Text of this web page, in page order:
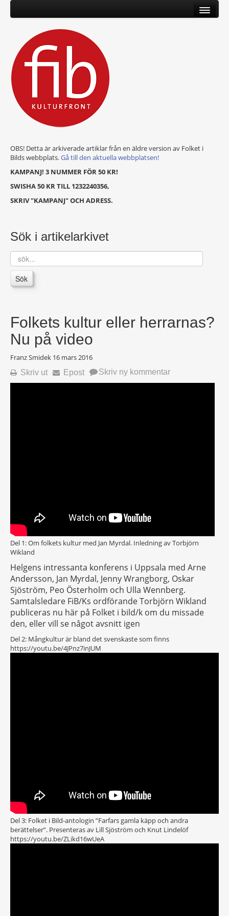
OBS! Detta är arkiverade artiklar från en äldre version av Folket i
Bilds webbplats.Gå till den aktuella webbplatsen!
KAMPANJ! 3 NUMMER FÖR 50 KR!
SWISHA 50 KR TILL 1232240356,
SKRIV "KAMPANJ" OCH ADRESS.
Sök i artikelarkivet
sök...
Sök
Folkets kultur eller herrarnas?
Nu på video
Franz Smidek 16 mars 2016
Skriv ut Epost Skriv ny kommentar
Del 1: Om folkets kultur med Jan Myrdal. Inledning av Torbjörn
Wikland
Helgens intressanta konferens i Uppsala med Arne
Andersson, Jan Myrdal, Jenny Wrangborg, Oskar
Sjöström, Peo Österholm och Ulla Wennberg.
Samtalsledare FiB/Ks ordförande Torbjörn Wikland
publiceras nu här på Folket i bild/k om du missade
den, eller vill se något avsnitt igen
Del 2: Mångkultur är bland det svenskaste som finns
https://youtu.be/4JPnz7inJUM
Del 3: Folket i Bild-antologin ”Farfars gamla käpp och andra
berättelser”. Presenteras av Lill Sjöström och Knut Lindelöf
https://youtu.be/ZLikd16wUeA